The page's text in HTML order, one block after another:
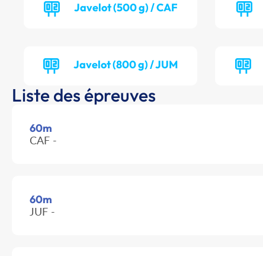
Javelot (500 g) / CAF
Javelot (800 g) / JUM
Liste des épreuves
60m
CAF -
60m
JUF -